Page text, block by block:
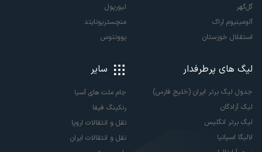
گل‌گهر
آلومینیوم اراک
استقلال خوزستان
لیورپول
منچستریونایتد
یوونتوس
لیگ های پرطرفدار
جدول لیگ برتر ایران (خلیج فارس)
لیگ آزادگان
لیگ برتر انگلیس
لالیگا اسپانیا
سایر
جام ملت های آسیا
رنکینگ فیفا
نقل و انتقالات اروپا
نقل و انتقالات ایران